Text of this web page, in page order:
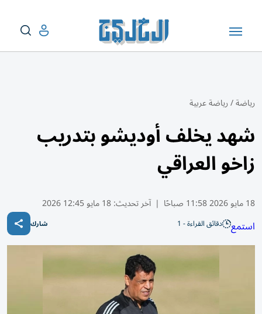
رياضة/رياضة عربية
شهد يخلف أوديشو بتدريب
زاخو العراقي
18 مايو 2026 11:58 صباحًا | آخر تحديث:18 مايو 12:45 2026
استمع دقائق القراءة - 1 شارك